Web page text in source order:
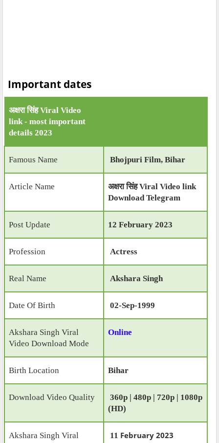
Important dates
अक्षरा सिंह Viral Video
link- most important
details 2023
Famous Name Bhojpuri Film, Bihar
Article Name
अक्षरा सिंह Viral Video link
Download Telegram
Post Update 12 February 2023
Profession Actress
Real Name Akshara Singh
Date Of Birth 02-Sep-1999
Akshara Singh Viral
Video Download Mode
Online
Birth Location Bihar
Download Video Quality
360p | 480p | 720p | 1080p
(HD)
Akshara Singh Viral
11 February 2023